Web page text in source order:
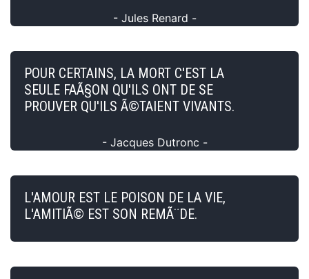
- Jules Renard -
POUR CERTAINS, LA MORT C'EST LA
SEULE FAÃ§ON QU'ILS ONT DE SE
PROUVER QU'ILS Ã©TAIENT VIVANTS.
- Jacques Dutronc -
L'AMOUR EST LE POISON DE LA VIE,
L'AMITIÃ© EST SON REMÃ¨DE.